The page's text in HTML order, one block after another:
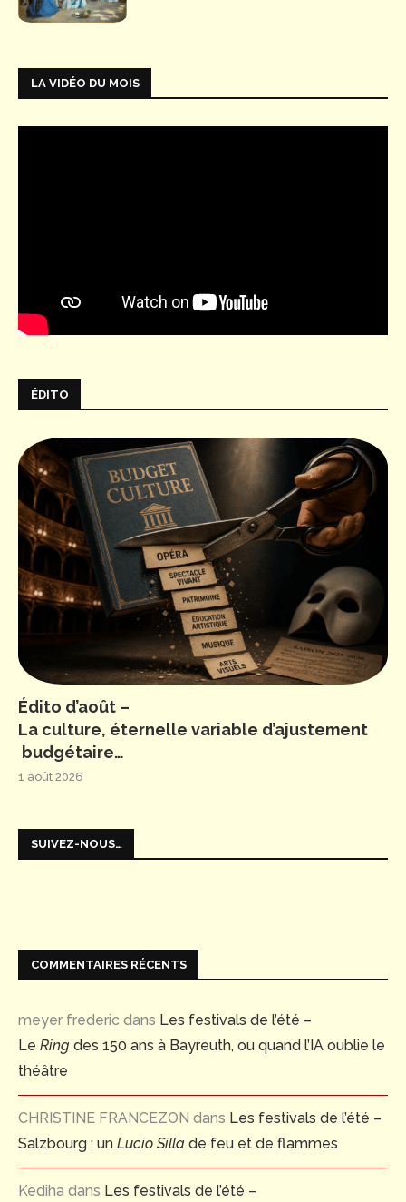
LA VIDÉO DU MOIS
ÉDITO
Édito d’août –
La culture, éternelle variable d’ajustement
budgétaire…
1 août 2026
SUIVEZ-NOUS…
COMMENTAIRES RÉCENTS
meyer frederic dans Les festivals de l’été –
Le Ring des 150 ans à Bayreuth, ou quand l’IA oublie le
théâtre
CHRISTINE FRANCEZON dans Les festivals de l’été –
Salzbourg : un Lucio Silla de feu et de flammes
Kediha dans Les festivals de l’été –